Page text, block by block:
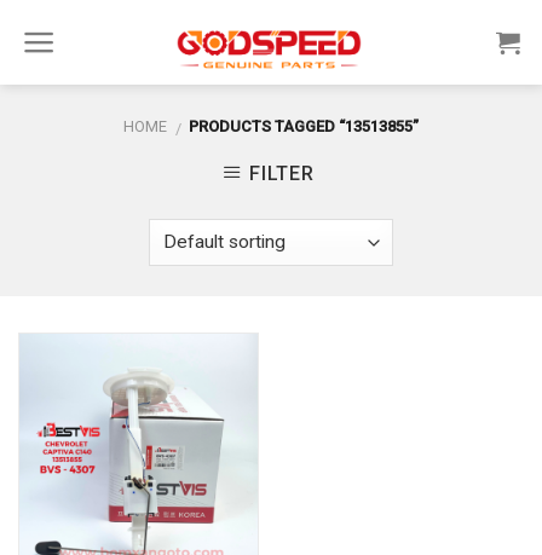
HOME / PRODUCTS TAGGED “13513855”
FILTER